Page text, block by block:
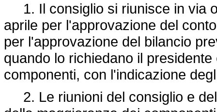
1. Il consiglio si riunisce in via
aprile per l'approvazione del
per l'approvazione del bilancio
quando lo richiedano il
componenti, con l'indicazione
2. Le riunioni del consiglio e